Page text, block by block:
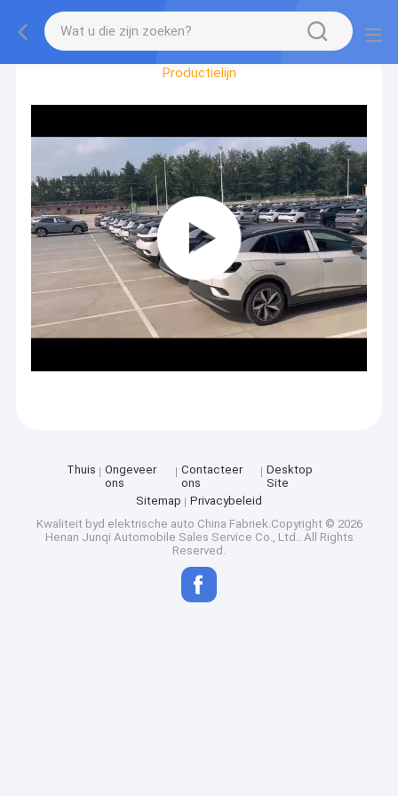
Fabrieksreis
Productielijn
Thuis
Ongeveer
ons
Contacteer
ons
Desktop
Site
Sitemap
Privacybeleid
Kwaliteit byd elektrische auto China Fabriek.Copyright © 2026
Henan Junqi Automobile Sales Service Co., Ltd.. All Rights
Reserved.